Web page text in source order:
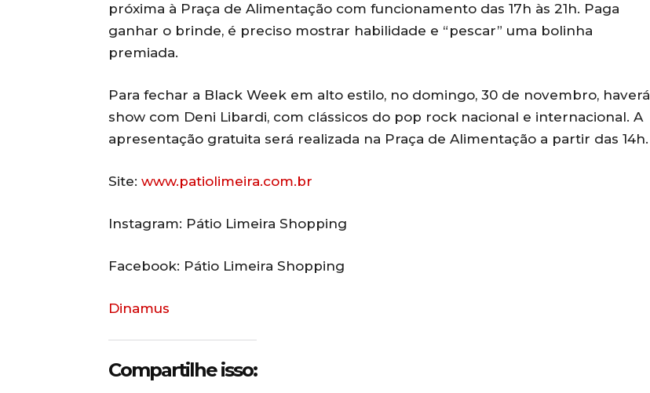
próxima à Praça de Alimentação com funcionamento das 17h às 21h. Paga
ganhar o brinde, é preciso mostrar habilidade e “pescar” uma bolinha
premiada.
Para fechar a Black Week em alto estilo, no domingo, 30 de novembro, haverá
show com Deni Libardi, com clássicos do pop rock nacional e internacional. A
apresentação gratuita será realizada na Praça de Alimentação a partir das 14h.
Site: www.patiolimeira.com.br
Instagram: Pátio Limeira Shopping
Facebook: Pátio Limeira Shopping
Dinamus
Compartilhe isso: